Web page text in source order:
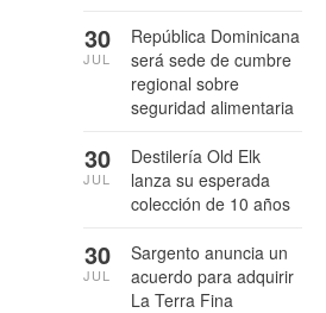
República Dominicana
será sede de cumbre
regional sobre
seguridad alimentaria
30
JUL
Destilería Old Elk
lanza su esperada
colección de 10 años
30
JUL
Sargento anuncia un
acuerdo para adquirir
La Terra Fina
30
JUL